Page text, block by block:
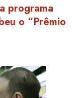
programa
o “Prêmio